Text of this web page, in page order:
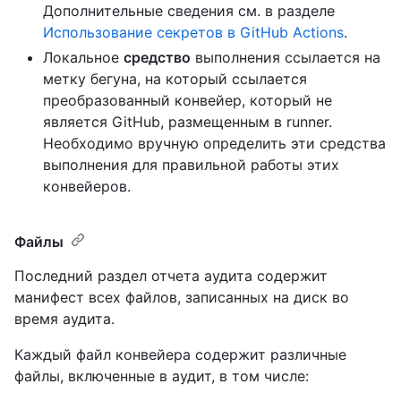
Дополнительные сведения см. в разделе
Использование секретов в GitHub Actions.
Локальное средство выполнения ссылается на
метку бегуна, на который ссылается
преобразованный конвейер, который не
является GitHub, размещенным в runner.
Необходимо вручную определить эти средства
выполнения для правильной работы этих
конвейеров.
Файлы
Последний раздел отчета аудита содержит
манифест всех файлов, записанных на диск во
время аудита.
Каждый файл конвейера содержит различные
файлы, включенные в аудит, в том числе: